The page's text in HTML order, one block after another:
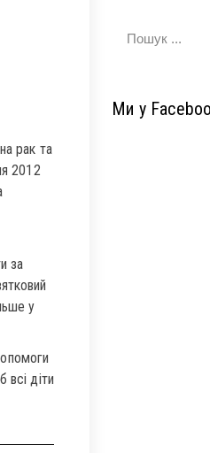
рак та
2012
за
у
діти
Ми у